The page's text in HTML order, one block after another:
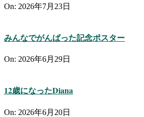
On: 2026年7月23日
みんなでがんばった記念ポスター
On: 2026年6月29日
12歳になったDiana
On: 2026年6月20日